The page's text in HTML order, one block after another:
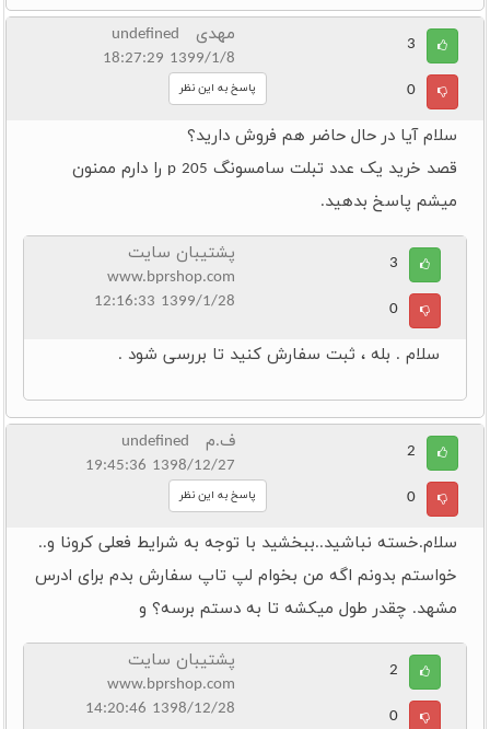
3
0
پاسخ به این نظر
مهدی undefined
1399/1/8 18:27:29
سلام آیا در حال حاضر هم فروش دارید؟
قصد خرید یک عدد تبلت سامسونگ p 205 را دارم ممنون
میشم پاسخ بدهید.
3
0
پشتیبان سایت
www.bprshop.com
1399/1/28 12:16:33
سلام . بله ، ثبت سفارش کنید تا بررسی شود .
2
0
پاسخ به این نظر
ف.م undefined
1398/12/27 19:45:36
سلام.خسته نباشید..ببخشید با توجه به شرایط فعلی کرونا و..
خواستم بدونم اگه من بخوام لپ تاپ سفارش بدم برای ادرس
مشهد. چقدر طول میکشه تا به دستم برسه؟ و
2
0
پشتیبان سایت
www.bprshop.com
1398/12/28 14:20:46